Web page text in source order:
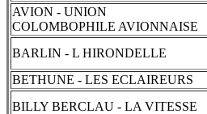
AVION - UNION
COLOMBOPHILE AVIONNAISE
BARLIN - L HIRONDELLE
BETHUNE - LES ECLAIREURS
BILLY BERCLAU - LA VITESSE